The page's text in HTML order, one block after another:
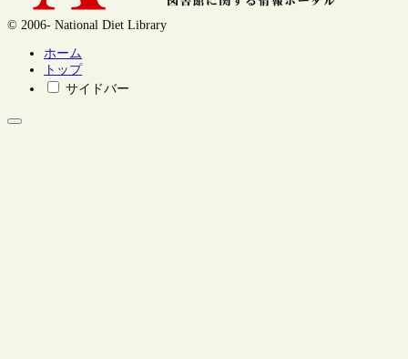
© 2006- National Diet Library
ホーム
トップ
サイドバー